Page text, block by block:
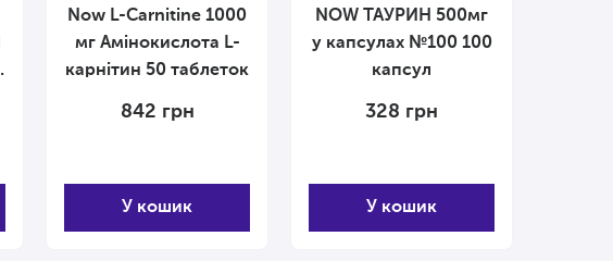
Now L-Carnitine 1000
мг Амінокислота L-
карнітин 50 таблеток
842 грн
У кошик
NOW ТАУРИН 500мг
у капсулах №100 100
капсул
328 грн
У кошик